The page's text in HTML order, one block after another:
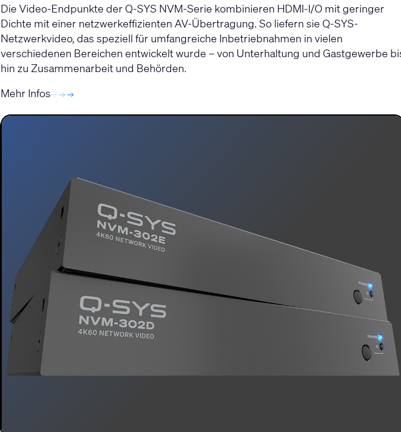
Die Video-Endpunkte der Q-SYS NVM-Serie kombinieren HDMI-I/O mit geringer
Dichte mit einer netzwerkeffizienten AV-Übertragung. So liefern sie Q-SYS-
Netzwerkvideo, das speziell für umfangreiche Inbetriebnahmen in vielen
verschiedenen Bereichen entwickelt wurde – von Unterhaltung und Gastgewerbe
hin zu Zusammenarbeit und Behörden.
Mehr Infos